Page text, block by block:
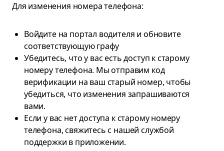
Для изменения номера телефона:
Войдите на портал водителя и обновите
соответствующую графу
Убедитесь, что у вас есть доступ к старому
номеру телефона. Мы отправим код
верификации на ваш старый номер, чтобы
убедиться, что изменения запрашиваются
вами.
Если у вас нет доступа к старому номеру
телефона, свяжитесь с нашей службой
поддержки в приложении.